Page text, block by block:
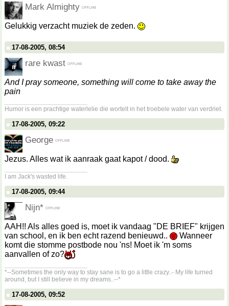
Mark Almighty
Gelukkig verzacht muziek de zeden.
17-08-2005, 08:54
rare kwast
And I pray someone, something will come to take away the
pain
Humor is een prachtige waterlelie die wortelt in het troebele water van verdriet.
17-08-2005, 09:22
George
Jezus. Alles wat ik aanraak gaat kapot / dood.
I am Jack's wasted life.
17-08-2005, 09:44
Nijn*
AAH!! Als alles goed is, moet ik vandaag "DE BRIEF" krijgen
van school, en ik ben echt razend benieuwd..
Wanneer
komt die stomme postbode nou 'ns! Moet ik 'm soms
aanvallen of zo?
*--Sometimes the only way to stay sane is to go a little crazy..- My life turned
around, but I still believe in my dreams..--*
17-08-2005, 09:52